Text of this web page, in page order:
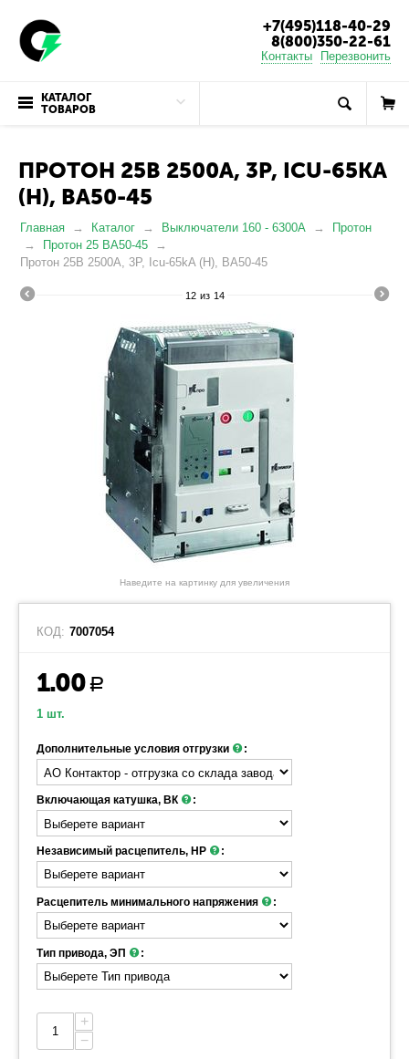
+7(495)118-40-29
8(800)350-22-61
Контакты Перезвонить
КАТАЛОГ
ТОВАРОВ
ПРОТОН 25В 2500А, 3P, ICU-65KA
(Н), ВА50-45
Главная Каталог Выключатели 160 - 6300А
Протон
Протон 25 ВА50-45
Протон 25В 2500А, 3P, Icu-65kA (Н), ВА50-45
12 из 14
Наведите на картинку для увеличения
КОД: 7007054
1.00 Р
1 шт.
Дополнительные условия отгрузки :
Включающая катушка, ВК :
Независимый расцепитель, НР :
Расцепитель минимального напряжения :
Тип привода, ЭП :
+
−